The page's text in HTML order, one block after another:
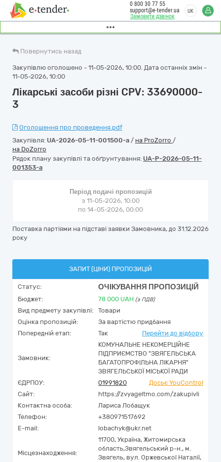
Замовити дзвінок
0 800 30 77 55
support@e-tender.ua
UK
Повернутись назад
Закупівлю оголошено - 11-05-2026, 10:00. Дата останніх змін -
11-05-2026, 10:00
Лікарські засоби різні CPV: 33690000-
3
Оголошення про проведення.pdf
Закупівля: UA-2026-05-11-001500-a / на ProZorro /
на DoZorro
Рядок плану закупівлі та обґрунтування: UA-P-2026-05-11-
001353-a
Період подачі пропозицій
з 11-05-2026, 10:00
по 14-05-2026, 00:00
Поставка партіями на підставі заявки Замовника, до 31.12.2026
року
ЗАПИТ (ЦІНИ) ПРОПОЗИЦІЙ
Статус: ОЧІКУВАННЯ ПРОПОЗИЦІЙ
Бюджет: 78 000 UAH (з ПДВ)
Вид предмету закупівлі:
Товари
Оцінка пропозицій:
За вартістю придбання
Попередній етап:
Так Перейти до відбору
Замовник:
КОМУНАЛЬНЕ НЕКОМЕРЦІЙНЕ
ПІДПРИЄМСТВО "ЗВЯГЕЛЬСЬКА
БАГАТОПРОФІЛЬНА ЛІКАРНЯ"
ЗВЯГЕЛЬСЬКОЇ МІСЬКОЇ РАДИ
ЄДРПОУ:
01991820
Досьє YouControl
Сайт:
https://zvyageltmo.com/zakupivli
Контактна особа:
Лариса Лобащук
Телефон:
+380971517692
E-mail:
lobachyk@ukr.net
Місцезнаходження:
11700, Україна, Житомирська
область,Звягельський р-н., м.
Звягель, вул. Оржевської Наталії,